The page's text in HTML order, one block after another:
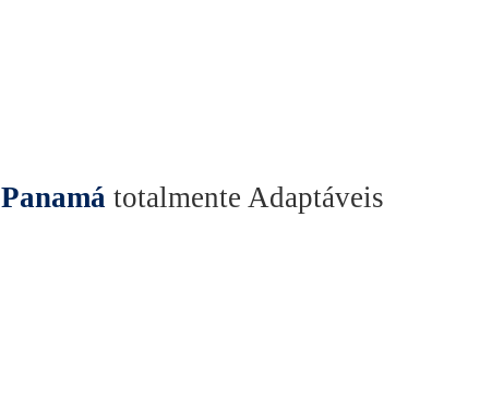
Panamá totalmente Adaptáveis